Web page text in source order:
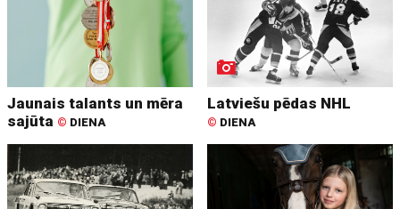
Jaunais talants un mēra
sajūta © DIENA
Latviešu pēdas NHL
© DIENA